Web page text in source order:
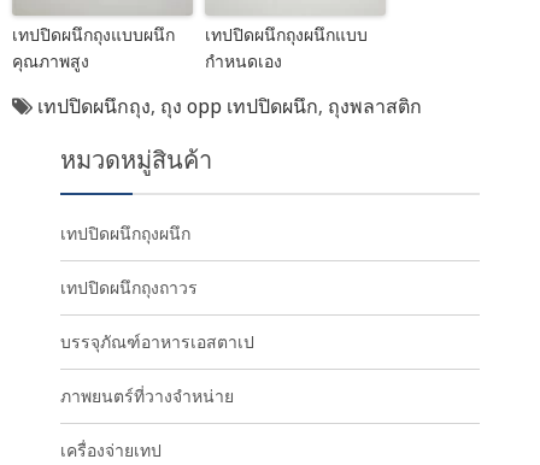
เทปปิดผนึกถุงแบบผนึก
คุณภาพสูง
เทปปิดผนึกถุงผนึกแบบ
กำหนดเอง
เทปปิดผนึกถุง, ถุง opp เทปปิดผนึก, ถุงพลาสติก
หมวดหมู่สินค้า
เทปปิดผนึกถุงผนึก
เทปปิดผนึกถุงถาวร
บรรจุภัณฑ์อาหารเอสตาเป
ภาพยนตร์ที่วางจำหน่าย
เครื่องจ่ายเทป